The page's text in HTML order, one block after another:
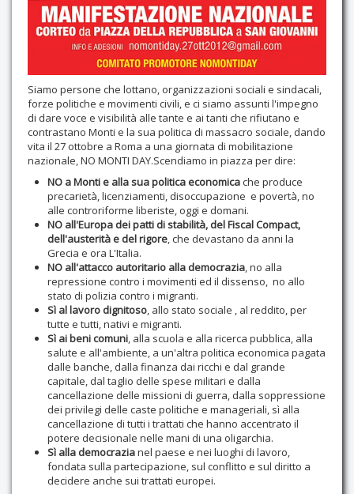
Siamo persone che lottano, organizzazioni sociali e sindacali,
forze politiche e movimenti civili, e ci siamo assunti l'impegno
di dare voce e visibilità alle tante e ai tanti che rifiutano e
contrastano Monti e la sua politica di massacro sociale, dando
vita il 27 ottobre a Roma a una giornata di mobilitazione
nazionale, NO MONTI DAY.Scendiamo in piazza per dire:
NO a Monti e alla sua politica economicache produce
precarietà, licenziamenti, disoccupazione e povertà, no
alle controriforme liberiste, oggi e domani.
NO all'Europa dei patti di stabilità, del Fiscal Compact,
dell'austerità e del rigore, che devastano da anni la
Grecia e ora L'Italia.
NO all'attacco autoritario alla democrazia, no alla
repressione contro i movimenti ed il dissenso, no allo
stato di polizia contro i migranti.
Sì al lavoro dignitoso, allo stato sociale , al reddito, per
tutte e tutti, nativi e migranti.
Sì ai beni comuni, alla scuola e alla ricerca pubblica, alla
salute e all'ambiente, a un'altra politica economica pagata
dalle banche, dalla finanza dai ricchi e dal grande
capitale, dal taglio delle spese militari e dalla
cancellazione delle missioni di guerra, dalla soppressione
dei privilegi delle caste politiche e manageriali, sì alla
cancellazione di tutti i trattati che hanno accentrato il
potere decisionale nelle mani di una oligarchia.
Sì alla democrazianel paese e nei luoghi di lavoro,
fondata sulla partecipazione, sul conflitto e sul diritto a
decidere anche sui trattati europei.